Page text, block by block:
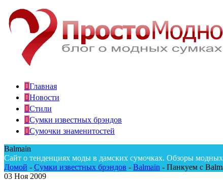
Главная
Новости
Стили
Сумки известных брэндов
Сумочки знаменитостей
Balmain
Сайт о тенденциях моды в дамских сумочках. Обзоры
Домой - Сумки известных брэндов - Balmain - Панкуем с
03 Ноя 2009